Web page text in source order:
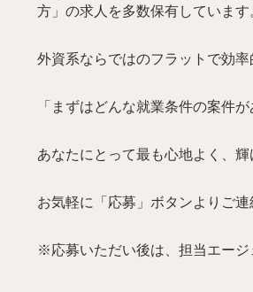
方」の求人を多数保有しています
外資系ならではのフラットで効
「まずはどんな就業条件の案件
あなたにとって最も心地よく、
お気軽に「応募」ボタンよりご連
※応募いただい後は、担当エージ